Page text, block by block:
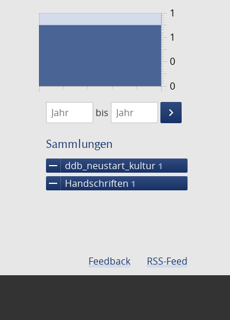
0
1
0
1
1474
1475
bis
keyboard_arrow_right
Suche
Sammlungen
remove ddb_neustart_kultur 1
remove Handschriften 1
Feedback RSS-Feed